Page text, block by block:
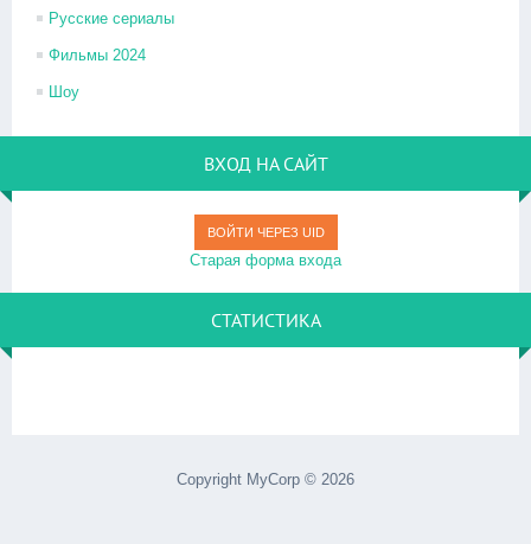
Русские сериалы
Фильмы 2024
Шоу
ВХОД НА САЙТ
ВОЙТИ ЧЕРЕЗ UID
Старая форма входа
СТАТИСТИКА
Copyright MyCorp © 2026